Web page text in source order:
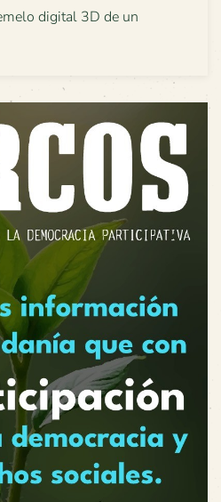
digital 3D de un